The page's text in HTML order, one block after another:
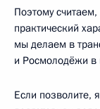
Поэтому
практический
мы делаем в
и Росмолодёжи в
Если позволите,